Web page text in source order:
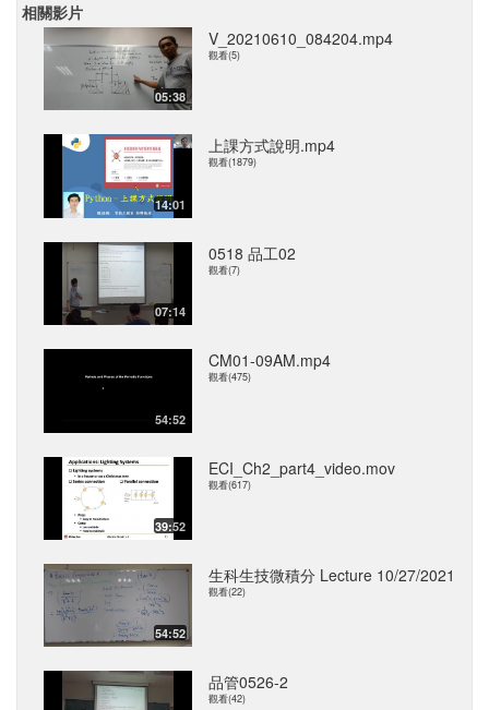
相關影片
05:38
V_20210610_084204.mp4
觀看(5)
14:01
上課方式說明.mp4
觀看(1879)
07:14
0518 品工02
觀看(7)
54:52
CM01-09AM.mp4
觀看(475)
39:52
ECI_Ch2_part4_video.mov
觀看(617)
54:52
生科生技微積分 Lecture 10/27/2021
觀看(22)
品管0526-2
觀看(42)